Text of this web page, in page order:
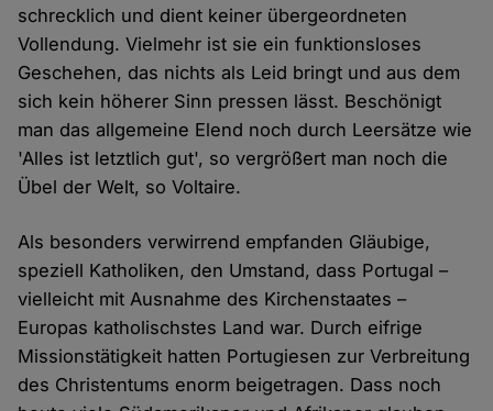
schrecklich und dient keiner übergeordneten
Vollendung. Vielmehr ist sie ein funktionsloses
Geschehen, das nichts als Leid bringt und aus dem
sich kein höherer Sinn pressen lässt. Beschönigt
man das allgemeine Elend noch durch Leersätze wie
'Alles ist letztlich gut', so vergrößert man noch die
Übel der Welt, so Voltaire.
Als besonders verwirrend empfanden Gläubige,
speziell Katholiken, den Umstand, dass Portugal –
vielleicht mit Ausnahme des Kirchenstaates –
Europas katholischstes Land war. Durch eifrige
Missionstätigkeit hatten Portugiesen zur Verbreitung
des Christentums enorm beigetragen. Dass noch